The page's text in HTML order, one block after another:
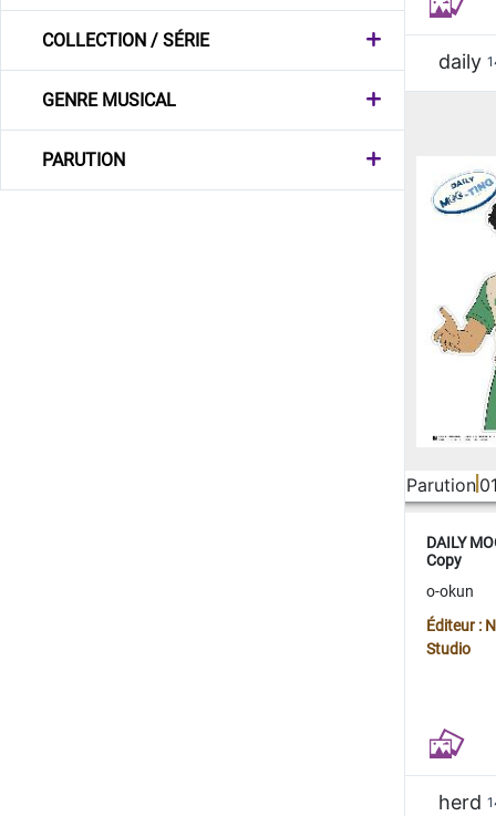
COLLECTION / SÉRIE
GENRE MUSICAL
PARUTION
daily
Parution
DAILY
Copy
o-okun
Éditeur :
Studio
herd